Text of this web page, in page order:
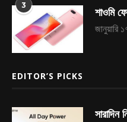
3
শাওমি
জানুয়ারি
EDITOR’S PICKS
সারাদিন